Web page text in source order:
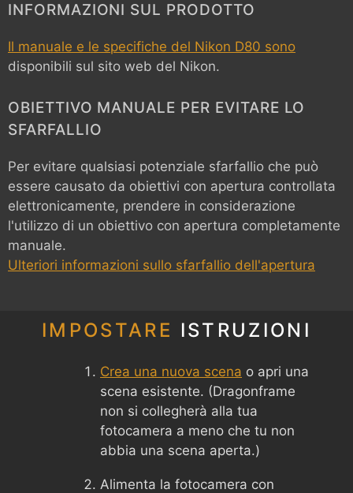
INFORMAZIONI SUL PRODOTTO
Il manuale e le specifiche del Nikon D80 sono
disponibili sul sito web del Nikon.
OBIETTIVO MANUALE PER EVITARE LO
SFARFALLIO
Per evitare qualsiasi potenziale sfarfallio che può
essere causato da obiettivi con apertura controllata
elettronicamente, prendere in considerazione
l'utilizzo di un obiettivo con apertura completamente
manuale.
Ulteriori informazioni sullo sfarfallio dell'apertura
IMPOSTARE ISTRUZIONI
Crea una nuova scena o apri una
scena esistente. (Dragonframe
non si collegherà alla tua
fotocamera a meno che tu non
abbia una scena aperta.)
Alimenta la fotocamera con